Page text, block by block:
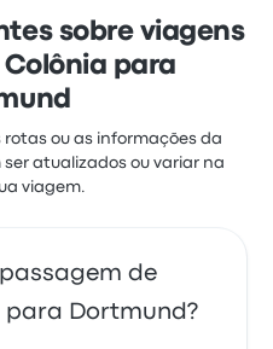
sobre viagens
para
rotas ou as informações da
atualizados ou variar na
viagem.
de
para Dortmund?